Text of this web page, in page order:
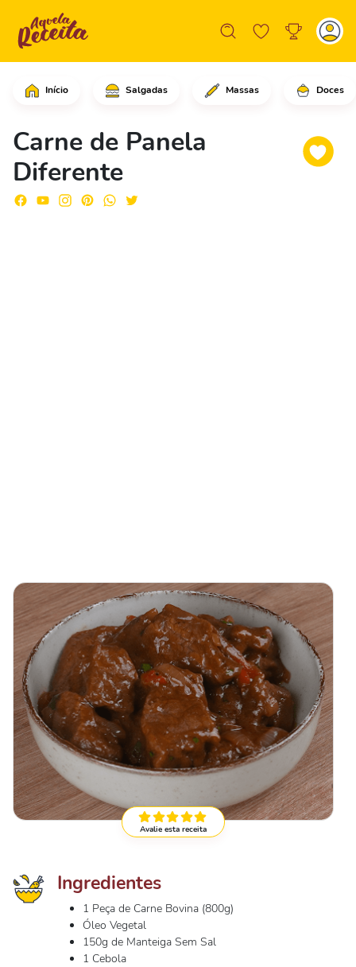
Início Salgadas Massas Doces
Carne de Panela
Diferente
Em uma frigideira em fogo médio
Avalie esta receita
Ingredientes
1 Peça de Carne Bovina (800g)
Óleo Vegetal
150g de Manteiga Sem Sal
1 Cebola